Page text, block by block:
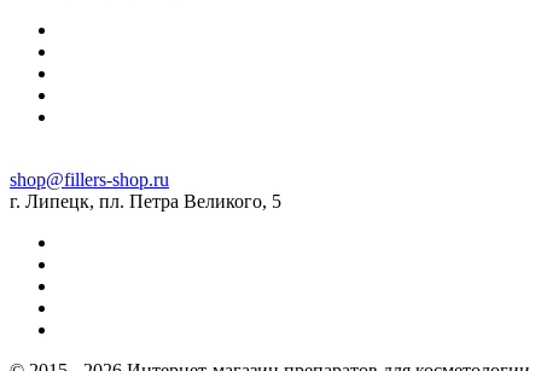
shop@fillers-shop.ru
г. Липецк, пл. Петра Великого, 5